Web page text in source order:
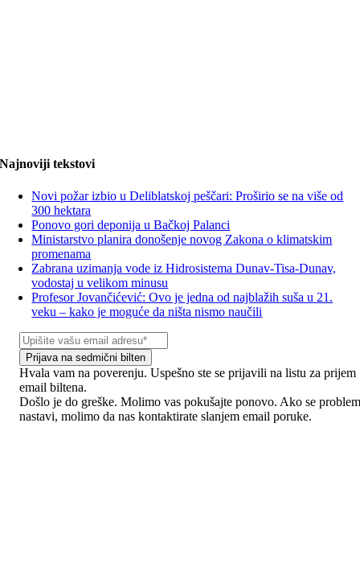
Najnoviji tekstovi
Novi požar izbio u Deliblatskoj peščari: Proširio se na više od
300 hektara
Ponovo gori deponija u Bačkoj Palanci
Ministarstvo planira donošenje novog Zakona o klimatskim
promenama
Zabrana uzimanja vode iz Hidrosistema Dunav-Tisa-Dunav,
vodostaj u velikom minusu
Profesor Jovančićević: Ovo je jedna od najblažih suša u 21.
veku – kako je moguće da ništa nismo naučili
Prijava na sedmični bilten
Hvala vam na poverenju. Uspešno ste se prijavili na listu za prijem
email biltena.
Došlo je do greške. Molimo vas pokušajte ponovo. Ako se
nastavi, molimo da nas kontaktirate slanjem email poruke.